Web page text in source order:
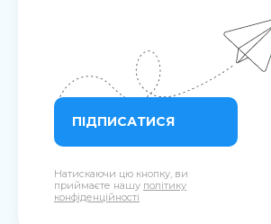
ПІДПИСАТИСЯ
Натискаючи цю кнопку, ви
приймаєте нашу політику
конфіденційності